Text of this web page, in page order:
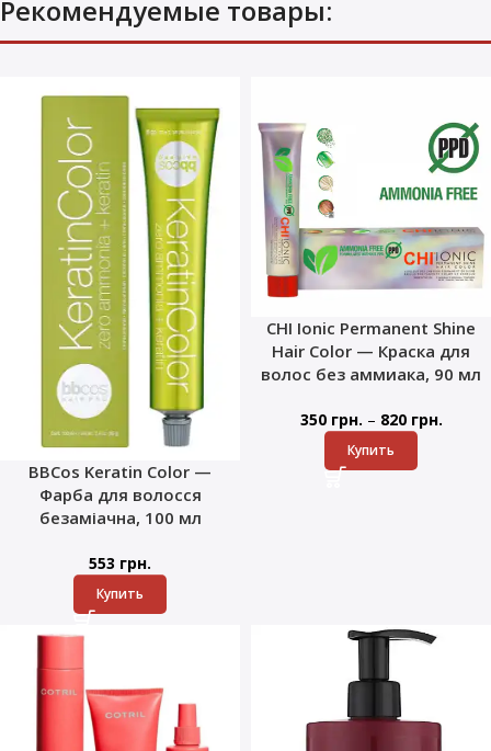
Рекомендуемые товары:
BBCos Keratin Color —
Фарба для волосся
безаміачна, 100 мл
553 грн.
Купить
CHI Ionic Permanent Shine
Hair Color — Краска для
волос без аммиака, 90 мл
350 грн. – 820 грн.
Купить